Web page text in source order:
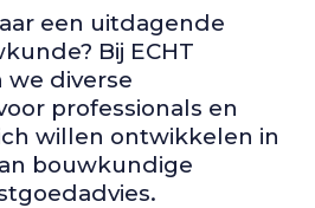
een uitdagende
Bij ECHT
we diverse
professionals en
willen ontwikkelen in
bouwkundige